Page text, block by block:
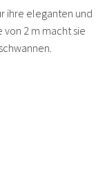
ihre eleganten und
2 m macht sie